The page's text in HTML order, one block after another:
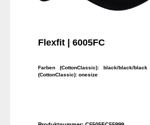
Flexfit | 6005FC
Farben (CottonClassic): black/black/black
(CottonClassic): onesize